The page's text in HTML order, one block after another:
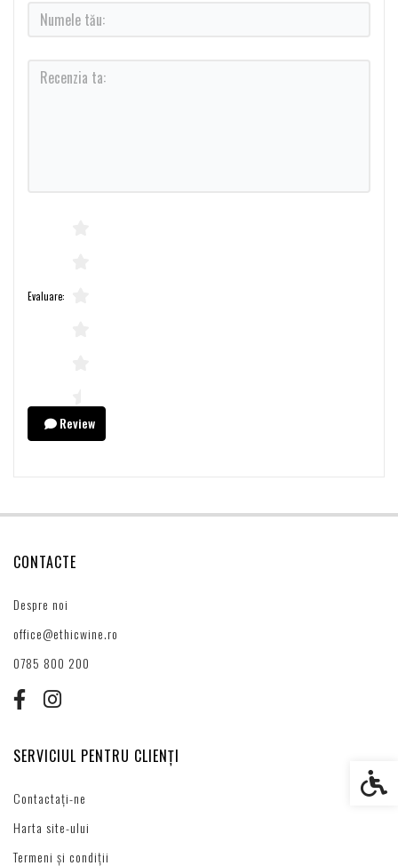
Evaluare:
Review
CONTACTE
Despre noi
office@ethicwine.ro
0785 800 200
SERVICIUL PENTRU CLIENȚI
Contactați-ne
Harta site-ului
Termeni și condiții
Setări